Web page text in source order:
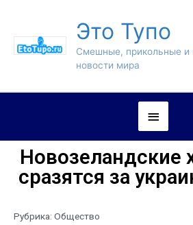
Это Тупо
Смешные, прикольные и
новости мира
Новозеландские
сразятся за
Рубрика: Общество